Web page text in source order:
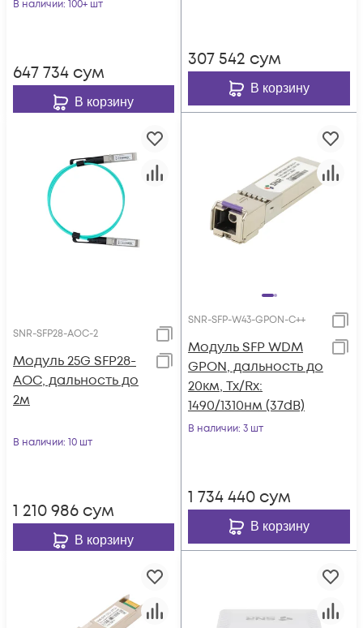
В наличии: 100+ шт
647 734 сум
В корзину
307 542 сум
В корзину
SNR-SFP28-AOC-2
Модуль 25G SFP28-
AOC, дальность до
2м
В наличии: 10 шт
1 210 986 сум
В корзину
SNR-SFP-W43-GPON-C++
Модуль SFP WDM
GPON, дальность до
20км, Tx/Rx:
1490/1310нм (37dB)
В наличии: 3 шт
1 734 440 сум
В корзину